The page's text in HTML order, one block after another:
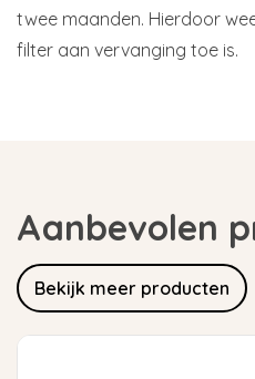
twee maanden. Hierdoor
filter aan vervanging toe is.
Aanbevolen
Bekijk meer producten